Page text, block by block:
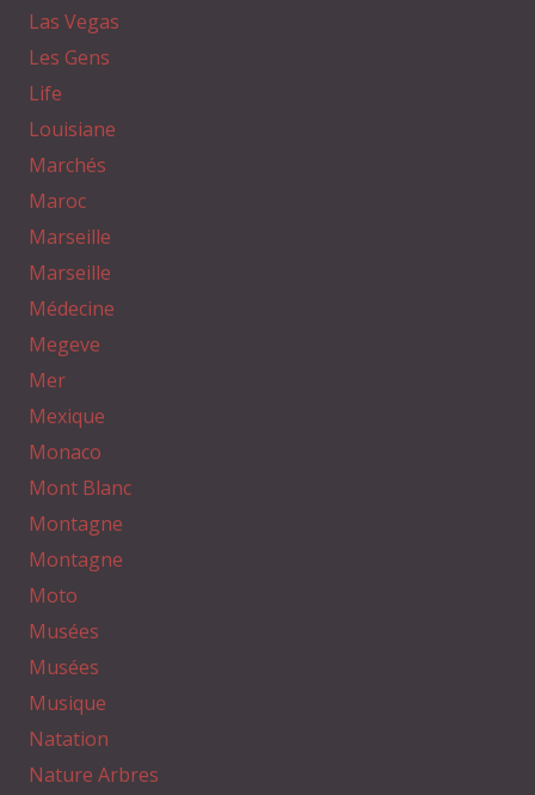
Las Vegas
Les Gens
Life
Louisiane
Marchés
Maroc
Marseille
Marseille
Médecine
Megeve
Mer
Mexique
Monaco
Mont Blanc
Montagne
Montagne
Moto
Musées
Musées
Musique
Natation
Nature Arbres